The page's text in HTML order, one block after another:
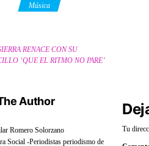
Música
RENACE CON SU
‘QUE EL RITMO NO PARE’
Author
Romero Solorzano
Social -Periodistas periodismo de
Tu